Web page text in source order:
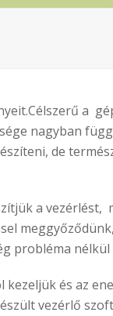
a
nagyban
de
a vezérlést,
probléma
kezeljük és az
vezérlő